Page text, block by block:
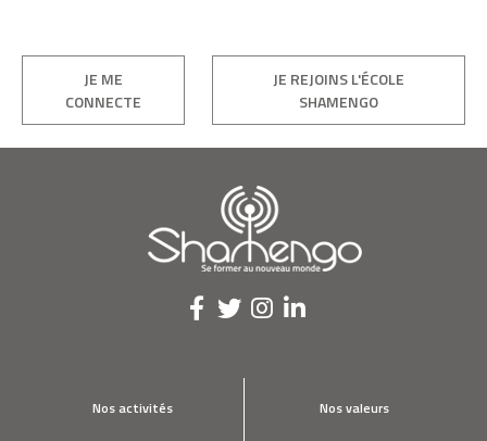
JE ME
CONNECTE
JE REJOINS L'ÉCOLE
SHAMENGO
Nos activités Nos valeurs